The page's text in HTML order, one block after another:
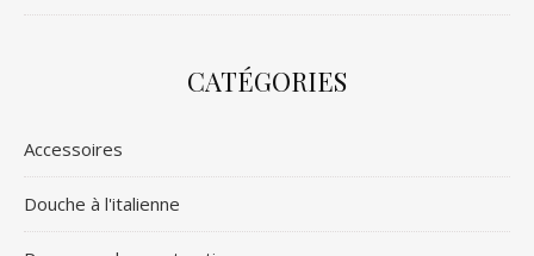
CATÉGORIES
Accessoires
Douche à l'italienne